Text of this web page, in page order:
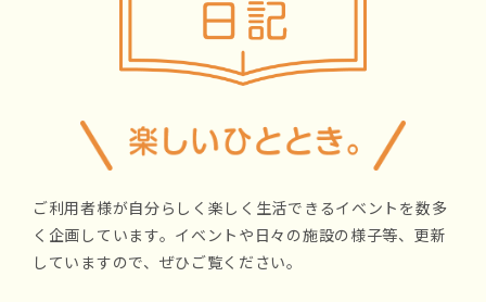
ご利用者様が自分らしく楽しく生活できるイベントを数多
く企画しています。イベントや日々の施設の様子等、更新
していますので、ぜひご覧ください。